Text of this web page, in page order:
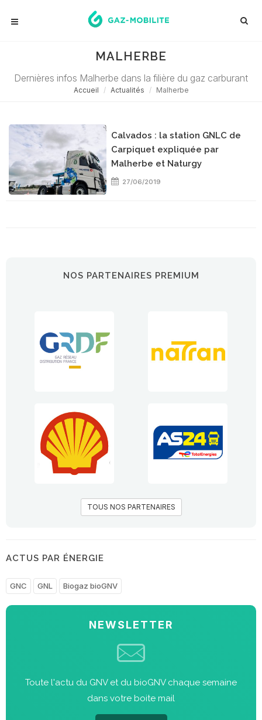
MALHERBE
Dernières infos Malherbe dans la filière du gaz carburant
Accueil Actualités Malherbe
Calvados : la station GNLC de
Carpiquet expliquée par
Malherbe et Naturgy
27/06/2019
NOS PARTENAIRES PREMIUM
TOUS NOS PARTENAIRES
ACTUS PAR ÉNERGIE
GNC GNL Biogaz bioGNV
NEWSLETTER
Toute l'actu du GNV et du bioGNV chaque semaine
dans votre boite mail